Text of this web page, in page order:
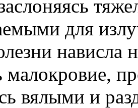
для
малокровие,
вялыми и